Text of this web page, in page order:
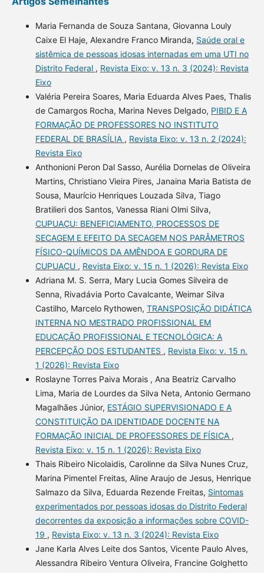
Maria Fernanda de Souza Santana, Giovanna Louly
Caixe El Haje, Alexandre Franco Miranda, Saúde oral e
sistêmica de pessoas idosas internadas em uma UTI no
Distrito Federal , Revista Eixo: v. 13 n. 3 (2024): Revista
Eixo
Valéria Pereira Soares, Maria Eduarda Alves Paes, Thalis
de Camargos Rocha, Marina Neves Delgado, PIBID E A
FORMAÇÃO DE PROFESSORES NO INSTITUTO
FEDERAL DE BRASÍLIA , Revista Eixo: v. 13 n. 2 (2024):
Revista Eixo
Anthonioni Peron Dal Sasso, Aurélia Dornelas de Oliveira
Martins, Christiano Vieira Pires, Janaina Maria Batista de
Sousa, Maurício Henriques Louzada Silva, Tiago
Bratilieri dos Santos, Vanessa Riani Olmi Silva,
CUPUAÇU: BENEFICIAMENTO, PROCESSOS DE
SECAGEM E EFEITO DA SECAGEM NOS PARÂMETROS
FÍSICO-QUÍMICOS DA AMÊNDOA E GORDURA DE
CUPUAÇU , Revista Eixo: v. 15 n. 1 (2026): Revista Eixo
Adriana M. S. Serra, Mary Lucia Gomes Silveira de
Senna, Rivadávia Porto Cavalcante, Weimar Silva
Castilho, Marcelo Rythowen, TRANSPOSIÇÃO DIDÁTICA
INTERNA NO MESTRADO PROFISSIONAL EM
EDUCAÇÃO PROFISSIONAL E TECNOLÓGICA: A
PERCEPÇÃO DOS ESTUDANTES , Revista Eixo: v. 15 n.
1 (2026): Revista Eixo
Roslayne Torres Paiva Morais , Ana Beatriz Carvalho
Lima, Maria de Lourdes da Silva Neta, Antonio Germano
Magalhães Júnior, ESTÁGIO SUPERVISIONADO E A
CONSTITUIÇÃO DA IDENTIDADE DOCENTE NA
FORMAÇÃO INICIAL DE PROFESSORES DE FÍSICA ,
Revista Eixo: v. 15 n. 1 (2026): Revista Eixo
Thais Ribeiro Nicolaidis, Carolinne da Silva Nunes Cruz,
Marina Pimentel Freitas, Aline Araujo de Jesus, Henrique
Salmazo da Silva, Eduarda Rezende Freitas, Sintomas
experimentados por pessoas idosas do Distrito Federal
decorrentes da exposição a informações sobre COVID-
19 , Revista Eixo: v. 13 n. 3 (2024): Revista Eixo
Jane Karla Alves Leite dos Santos, Vicente Paulo Alves,
Alessandra Ribeiro Ventura Oliveira, Francine Golghetto